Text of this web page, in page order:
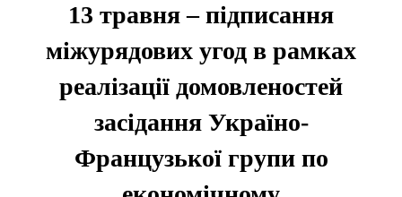
13 травня – підписання
міжурядових угод в рамках
реалізації домовленостей
засідання Україно-
Французької групи по